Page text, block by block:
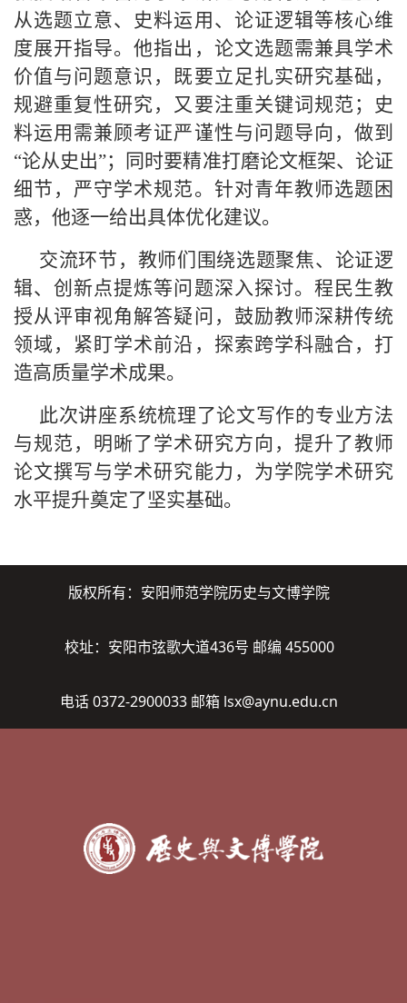
从选题立意、史料运用、论证逻辑等核心维
度展开指导。他指出，论文选题需兼具学术
价值与问题意识，既要立足扎实研究基础，
规避重复性研究，又要注重关键词规范；史
料运用需兼顾考证严谨性与问题导向，做到
“论从史出”；同时要精准打磨论文框架、论证
细节，严守学术规范。针对青年教师选题困
惑，他逐一给出具体优化建议。
交流环节，教师们围绕选题聚焦、论证逻
辑、创新点提炼等问题深入探讨。程民生教
授从评审视角解答疑问，鼓励教师深耕传统
领域，紧盯学术前沿，探索跨学科融合，打
造高质量学术成果。
此次讲座系统梳理了论文写作的专业方法
与规范，明晰了学术研究方向，提升了教师
论文撰写与学术研究能力，为学院学术研究
水平提升奠定了坚实基础。
版权所有：安阳师范学院历史与文博学院
校址：安阳市弦歌大道436号 邮编 455000
电话 0372-2900033 邮箱 lsx@aynu.edu.cn